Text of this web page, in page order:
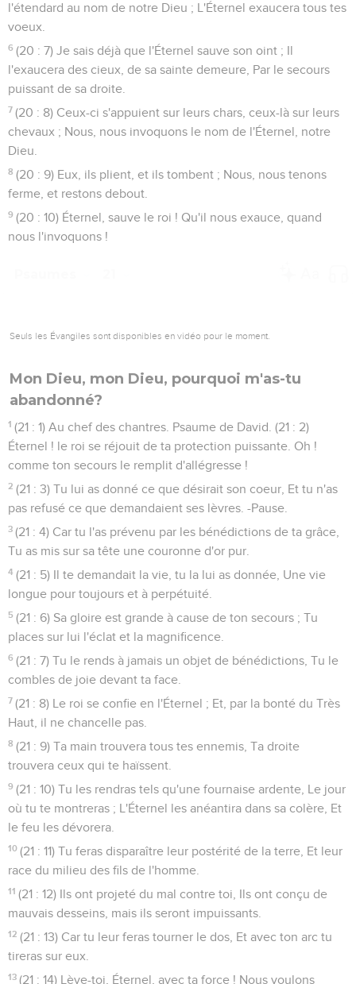
l'étendard au nom de notre Dieu ; L'Éternel exaucera tous tes
voeux.
6 (20 : 7) Je sais déjà que l'Éternel sauve son oint ; Il
l'exaucera des cieux, de sa sainte demeure, Par le secours
puissant de sa droite.
7 (20 : 8) Ceux-ci s'appuient sur leurs chars, ceux-là sur leurs
chevaux ; Nous, nous invoquons le nom de l'Éternel, notre
Dieu.
8 (20 : 9) Eux, ils plient, et ils tombent ; Nous, nous tenons
ferme, et restons debout.
9 (20 : 10) Éternel, sauve le roi ! Qu'il nous exauce, quand
nous l'invoquons !
Seuls les Évangiles sont disponibles en vidéo pour le moment.
Mon Dieu, mon Dieu, pourquoi m'as-tu
abandonné?
1 (21 : 1) Au chef des chantres. Psaume de David. (21 : 2)
Éternel ! le roi se réjouit de ta protection puissante. Oh !
comme ton secours le remplit d'allégresse !
2 (21 : 3) Tu lui as donné ce que désirait son coeur, Et tu n'as
pas refusé ce que demandaient ses lèvres. -Pause.
3 (21 : 4) Car tu l'as prévenu par les bénédictions de ta grâce,
Tu as mis sur sa tête une couronne d'or pur.
4 (21 : 5) Il te demandait la vie, tu la lui as donnée, Une vie
longue pour toujours et à perpétuité.
5 (21 : 6) Sa gloire est grande à cause de ton secours ; Tu
places sur lui l'éclat et la magnificence.
6 (21 : 7) Tu le rends à jamais un objet de bénédictions, Tu le
combles de joie devant ta face.
7 (21 : 8) Le roi se confie en l'Éternel ; Et, par la bonté du Très
Haut, il ne chancelle pas.
8 (21 : 9) Ta main trouvera tous tes ennemis, Ta droite
trouvera ceux qui te haïssent.
9 (21 : 10) Tu les rendras tels qu'une fournaise ardente, Le jour
où tu te montreras ; L'Éternel les anéantira dans sa colère, Et
le feu les dévorera.
10 (21 : 11) Tu feras disparaître leur postérité de la terre, Et leur
race du milieu des fils de l'homme.
11 (21 : 12) Ils ont projeté du mal contre toi, Ils ont conçu de
mauvais desseins, mais ils seront impuissants.
12 (21 : 13) Car tu leur feras tourner le dos, Et avec ton arc tu
tireras sur eux.
13 (21 : 14) Lève-toi, Éternel, avec ta force ! Nous voulons